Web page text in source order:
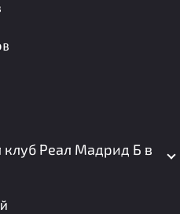
клуб Реал Мадрид Б в